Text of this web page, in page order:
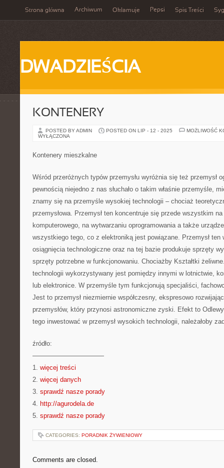
Strona główna Archiwum Okłamuje Pepsi Spis Treści
DWADZIEŚCIA
KONTENERY
POSTED BY ADMIN POSTED ON LIP - 12 - 2025
MOŻLIWOŚĆ
WYŁĄCZONA
Kontenery mieszkalne
Wśród przeróżnych typów przemysłu wyróżnia się też przemysł
pewnością niejedno z nas słuchało o takim właśnie przemyśle,
znamy się na przemyśle wysokiej technologii – chociaż
przemysłowa. Przemysł ten koncentruje się przede wszystkim
komputerowego, na wytwarzaniu oprogramowania a także
wszystkiego tego, co z elektroniką jest powiązane. Przemysł ten
osiągnięcia technologiczne oraz na tej bazie produkuje sprzęty
sprzęty potrzebne w funkcjonowaniu. Chociażby Kształtki
technologii wykorzystywany jest pomiędzy innymi w lotnictwie,
lub elektronice. W przemyśle tym funkcjonują specjaliści,
Jest to przemysł niezmiernie współczesny, ekspresowo
przemysłów, który przynosi astronomiczne zyski. Efekt to
tego inwestować w przemysł wysokich technologii, należałoby
źródło:
———————————
1. więcej treści
2. więcej danych
3. sprawdź nasze porady
4. http://agurodela.de
5. sprawdź nasze porady
CATEGORIES: PORADNIK ŻYWIENIOWY
Comments are closed.